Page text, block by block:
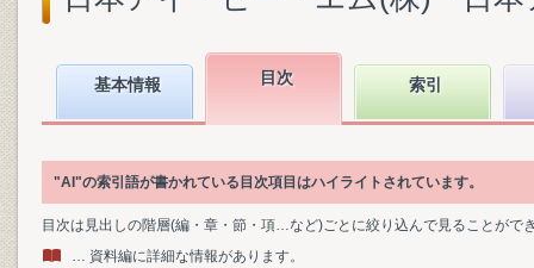
基本情報 目次 索引
"AI"の索引語が書かれている目次項目はハイライトされています。
目次は見出しの階層(編・章・節・項…など)ごとに絞り込んで見ることがで
… 資料編に詳細な情報があります。